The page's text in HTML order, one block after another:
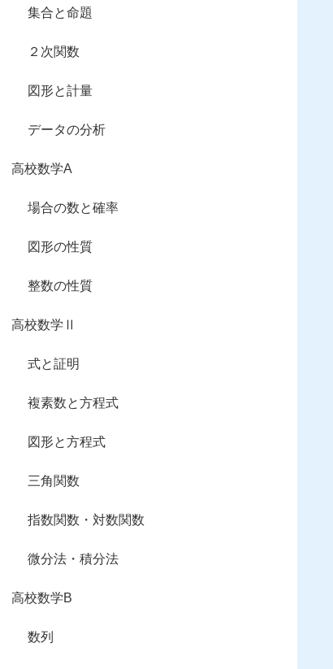
集合と命題
２次関数
図形と計量
データの分析
高校数学A
場合の数と確率
図形の性質
整数の性質
高校数学Ⅱ
式と証明
複素数と方程式
図形と方程式
三角関数
指数関数・対数関数
微分法・積分法
高校数学B
数列